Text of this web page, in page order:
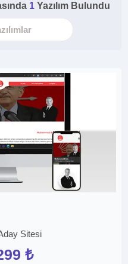
1 Yazılım Bulundu
Sitesi
₺